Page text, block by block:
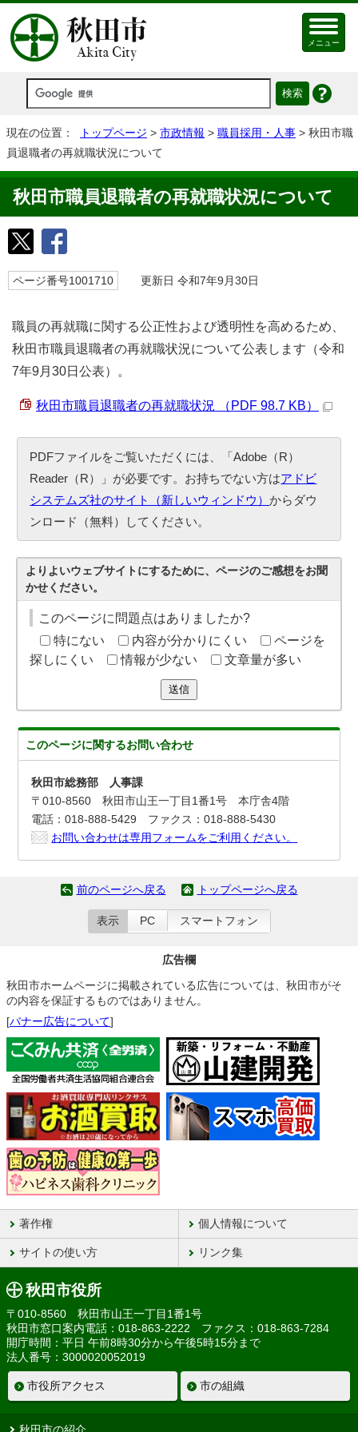
メニュー
現在の位置： トップページ > 市政情報 > 職員採用・人事 > 秋田市職
員退職者の再就職状況について
秋田市職員退職者の再就職状況について
ページ番号1001710 更新日 令和7年9月30日
職員の再就職に関する公正性および透明性を高めるため、
秋田市職員退職者の再就職状況について公表します（令和
7年9月30日公表）。
秋田市職員退職者の再就職状況 （PDF 98.7 KB）
PDFファイルをご覧いただくには、「Adobe（R）
Reader（R）」が必要です。お持ちでない方はアドビ
システムズ社のサイト（新しいウィンドウ）からダウ
ンロード（無料）してください。
よりよいウェブサイトにするために、ページのご感想をお聞
かせください。
このページに問題点はありましたか?
特にない
内容が分かりにくい
ページを
探しにくい
情報が少ない 文章量が多い
送信
このページに関するお問い合わせ
秋田市総務部 人事課
〒010-8560 秋田市山王一丁目1番1号 本庁舎4階
電話：018-888-5429 ファクス：018-888-5430
お問い合わせは専用フォームをご利用ください。
前のページへ戻る トップページへ戻る
表示 PC スマートフォン
広告欄
秋田市ホームページに掲載されている広告については、秋田市がそ
の内容を保証するものではありません。
[バナー広告について]
著作権 個人情報について
サイトの使い方 リンク集
秋田市役所
〒010-8560 秋田市山王一丁目1番1号
秋田市窓口案内電話：018-863-2222 ファクス：018-863-7284
開庁時間：平日 午前8時30分から午後5時15分まで
法人番号：3000020052019
市役所アクセス 市の組織